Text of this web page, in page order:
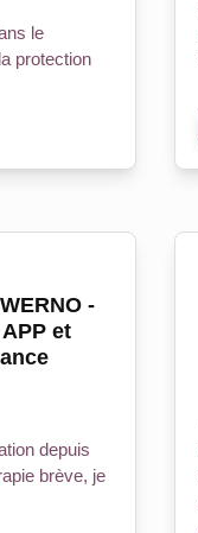
le
protection
-
et
depuis
brève, je